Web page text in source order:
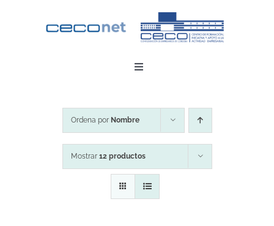
Toggle
Ordena por Nombre
Mostrar 12 productos